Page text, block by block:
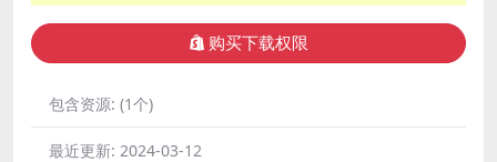
购买下载权限
包含资源: (1个)
最近更新: 2024-03-12